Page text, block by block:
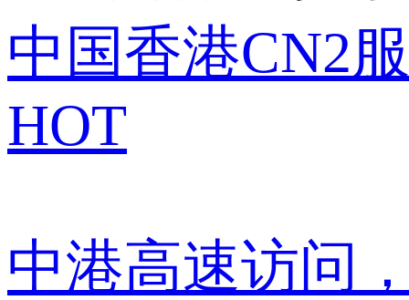
中国香港CN2
HOT
中港高速访问